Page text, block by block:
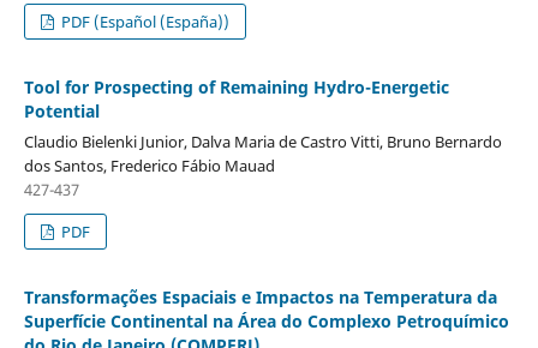
PDF (Español (España))
Tool for Prospecting of Remaining Hydro-Energetic
Potential
Claudio Bielenki Junior, Dalva Maria de Castro Vitti, Bruno Bernardo
dos Santos, Frederico Fábio Mauad
427-437
PDF
Transformações Espaciais e Impactos na Temperatura da
Superfície Continental na Área do Complexo Petroquímico